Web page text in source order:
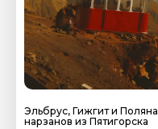
Эльбрус, Гижгит и Поляна
нарзанов из Пятигорска